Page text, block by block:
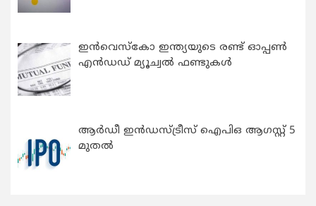
ഇന്‍വെസ്കോ ഇന്ത്യയുടെ രണ്ട് ഓപ്പണ്‍
എന്‍ഡഡ് മ്യൂച്വല്‍ ഫണ്ടുകള്‍
ആർഡീ ഇൻഡസ്ട്രീസ് ഐപിഒ ആഗസ്റ്റ് 5
മുതൽ